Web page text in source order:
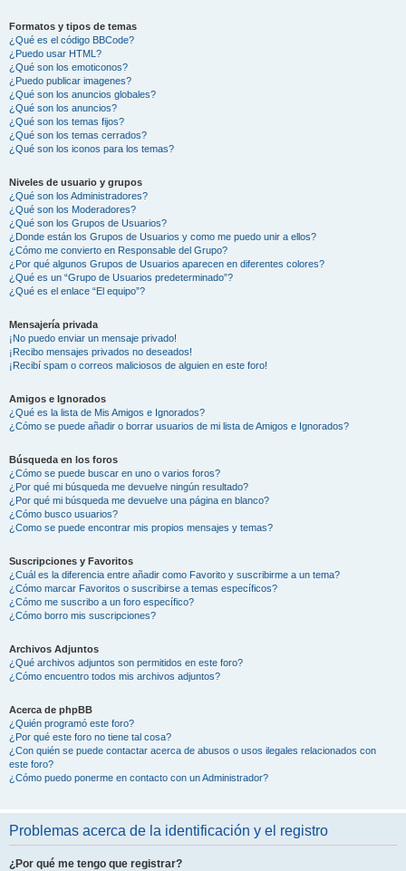
Formatos y tipos de temas
¿Qué es el código BBCode?
¿Puedo usar HTML?
¿Qué son los emoticonos?
¿Puedo publicar imagenes?
¿Qué son los anuncios globales?
¿Qué son los anuncios?
¿Qué son los temas fijos?
¿Qué son los temas cerrados?
¿Qué son los iconos para los temas?
Niveles de usuario y grupos
¿Qué son los Administradores?
¿Qué son los Moderadores?
¿Qué son los Grupos de Usuarios?
¿Donde están los Grupos de Usuarios y como me puedo unir a ellos?
¿Cómo me convierto en Responsable del Grupo?
¿Por qué algunos Grupos de Usuarios aparecen en diferentes colores?
¿Qué es un “Grupo de Usuarios predeterminado”?
¿Qué es el enlace “El equipo”?
Mensajería privada
¡No puedo enviar un mensaje privado!
¡Recibo mensajes privados no deseados!
¡Recibí spam o correos maliciosos de alguien en este foro!
Amigos e Ignorados
¿Qué es la lista de Mis Amigos e Ignorados?
¿Cómo se puede añadir o borrar usuarios de mi lista de Amigos e Ignorados?
Búsqueda en los foros
¿Cómo se puede buscar en uno o varios foros?
¿Por qué mi búsqueda me devuelve ningún resultado?
¿Por qué mi búsqueda me devuelve una página en blanco?
¿Cómo busco usuarios?
¿Como se puede encontrar mis propios mensajes y temas?
Suscripciones y Favoritos
¿Cuál es la diferencia entre añadir como Favorito y suscribirme a un tema?
¿Cómo marcar Favoritos o suscribirse a temas específicos?
¿Cómo me suscribo a un foro específico?
¿Cómo borro mis suscripciones?
Archivos Adjuntos
¿Qué archivos adjuntos son permitidos en este foro?
¿Cómo encuentro todos mis archivos adjuntos?
Acerca de phpBB
¿Quién programó este foro?
¿Por qué este foro no tiene tal cosa?
¿Con quién se puede contactar acerca de abusos o usos ilegales relacionados con
este foro?
¿Cómo puedo ponerme en contacto con un Administrador?
Problemas acerca de la identificación y el registro
¿Por qué me tengo que registrar?